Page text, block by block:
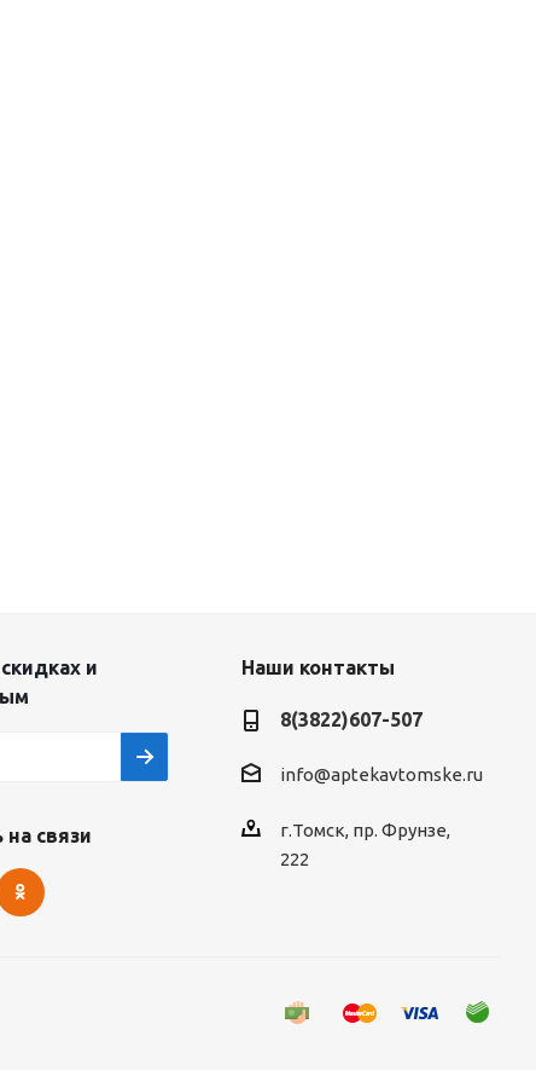
и
на связи
Наши контакты
8(3822)607-507
info@aptekavtomske.ru
г.Томск, пр. Фрунзе,
222